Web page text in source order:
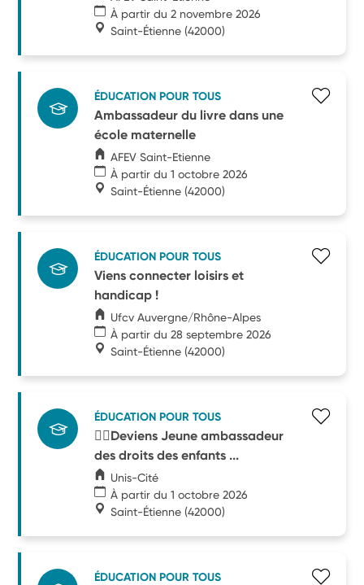
À partir du 2 novembre 2026
Saint-Étienne (42000)
ÉDUCATION POUR TOUS
Ambassadeur du livre dans une
école maternelle
AFEV Saint-Etienne
À partir du 1 octobre 2026
Saint-Étienne (42000)
ÉDUCATION POUR TOUS
Viens connecter loisirs et
handicap !
Ufcv Auvergne/Rhône-Alpes
À partir du 28 septembre 2026
Saint-Étienne (42000)
ÉDUCATION POUR TOUS
🧑‍⚖️Deviens Jeune ambassadeur
des droits des enfants ...
Unis-Cité
À partir du 1 octobre 2026
Saint-Étienne (42000)
ÉDUCATION POUR TOUS